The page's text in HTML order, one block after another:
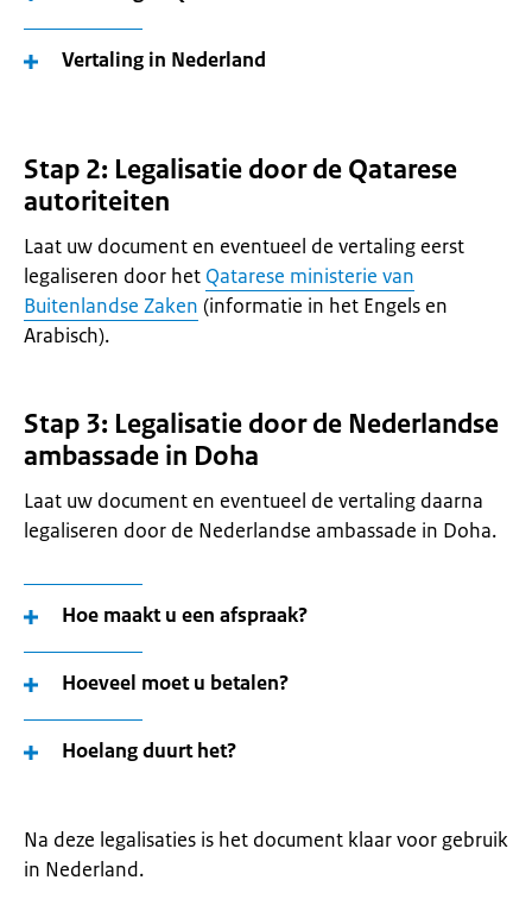
Vertaling in Nederland
Stap 2: Legalisatie door de Qatarese
autoriteiten
Laat uw document en eventueel de vertaling eerst
legaliseren door het Qatarese ministerie van
Buitenlandse Zaken (informatie in het Engels en
Arabisch).
Stap 3: Legalisatie door de Nederlandse
ambassade in Doha
Laat uw document en eventueel de vertaling daarna
legaliseren door de Nederlandse ambassade in Doha.
Hoe maakt u een afspraak?
Hoeveel moet u betalen?
Hoelang duurt het?
Na deze legalisaties is het document klaar voor gebruik
in Nederland.